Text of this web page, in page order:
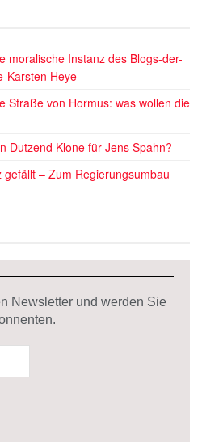
moralische Instanz des Blogs-der-
Karsten Heye
Straße von Hormus: was wollen die
Dutzend Klone für Jens Spahn?
gefällt – Zum Regierungsumbau
Newsletter und werden Sie